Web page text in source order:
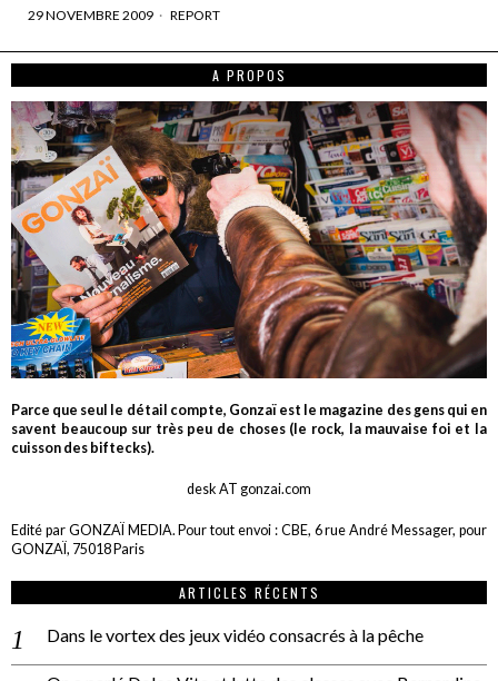
29 NOVEMBRE 2009 REPORT
A PROPOS
Parce que seul le détail compte, Gonzaï est le magazine des gens qui en
savent beaucoup sur très peu de choses (le rock, la mauvaise foi et la
cuisson des biftecks).
desk AT gonzai.com
Edité par GONZAÏ MEDIA. Pour tout envoi : CBE, 6 rue André Messager, pour
GONZAÏ, 75018 Paris
ARTICLES RÉCENTS
Dans le vortex des jeux vidéo consacrés à la pêche